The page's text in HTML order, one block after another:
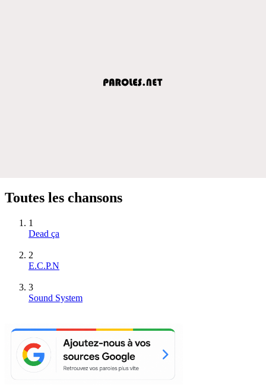
Toutes les chansons
1
Dead ça
2
E.C.P.N
3
Sound System